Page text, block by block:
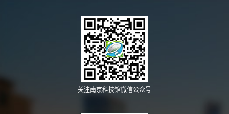
关注南京科技馆微信公众号